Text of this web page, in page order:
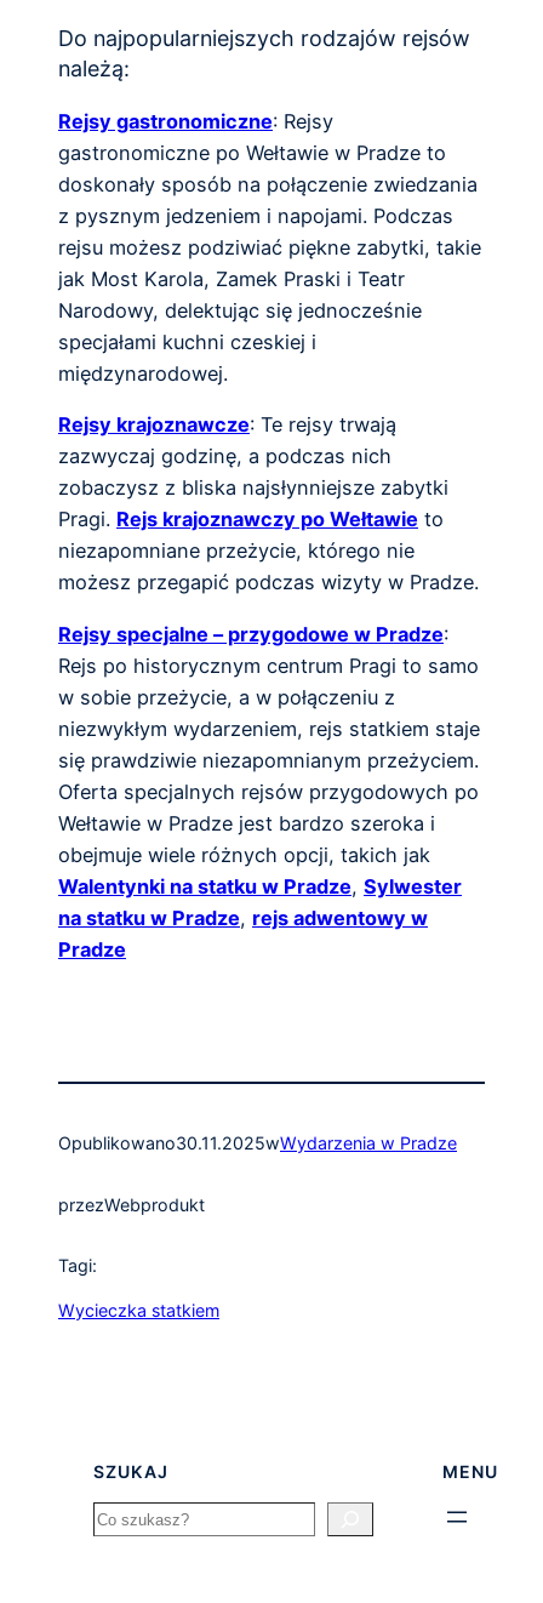
Do najpopularniejszych rodzajów rejsów
należą:
Rejsy gastronomiczne: Rejsy
gastronomiczne po Wełtawie w Pradze to
doskonały sposób na połączenie zwiedzania
z pysznym jedzeniem i napojami. Podczas
rejsu możesz podziwiać piękne zabytki, takie
jak Most Karola, Zamek Praski i Teatr
Narodowy, delektując się jednocześnie
specjałami kuchni czeskiej i
międzynarodowej.
Rejsy krajoznawcze: Te rejsy trwają
zazwyczaj godzinę, a podczas nich
zobaczysz z bliska najsłynniejsze zabytki
Pragi. Rejs krajoznawczy po Wełtawie to
niezapomniane przeżycie, którego nie
możesz przegapić podczas wizyty w Pradze.
Rejsy specjalne – przygodowe w Pradze:
Rejs po historycznym centrum Pragi to samo
w sobie przeżycie, a w połączeniu z
niezwykłym wydarzeniem, rejs statkiem staje
się prawdziwie niezapomnianym przeżyciem.
Oferta specjalnych rejsów przygodowych po
Wełtawie w Pradze jest bardzo szeroka i
obejmuje wiele różnych opcji, takich jak
Walentynki na statku w Pradze, Sylwester
na statku w Pradze, rejs adwentowy w
Pradze
Opublikowano30.11.2025wWydarzenia w Pradze
przezWebprodukt
Tagi:
Wycieczka statkiem
SZUKAJ
Search
MENU